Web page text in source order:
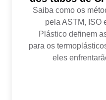
Saiba como os
pela ASTM, ISO
Plástico definem
para os
eles